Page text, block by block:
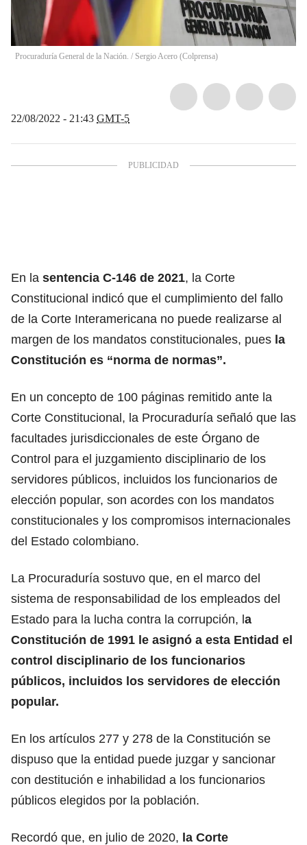
Procuraduría General de la Nación. / Sergio Acero (Colprensa)
22/08/2022 - 21:43 GMT-5
En la sentencia C-146 de 2021, la Corte
Constitucional indicó que el cumplimiento del fallo
de la Corte Interamericana no puede realizarse al
margen de los mandatos constitucionales, pues la
Constitución es “norma de normas”.
En un concepto de 100 páginas remitido ante la
Corte Constitucional, la Procuraduría señaló que las
facultades jurisdiccionales de este Órgano de
Control para el juzgamiento disciplinario de los
servidores públicos, incluidos los funcionarios de
elección popular, son acordes con los mandatos
constitucionales y los compromisos internacionales
del Estado colombiano.
La Procuraduría sostuvo que, en el marco del
sistema de responsabilidad de los empleados del
Estado para la lucha contra la corrupción, la
Constitución de 1991 le asignó a esta Entidad el
control disciplinario de los funcionarios
públicos, incluidos los servidores de elección
popular.
En los artículos 277 y 278 de la Constitución se
dispuso que la entidad puede juzgar y sancionar
con destitución e inhabilidad a los funcionarios
públicos elegidos por la población.
Recordó que, en julio de 2020, la Corte